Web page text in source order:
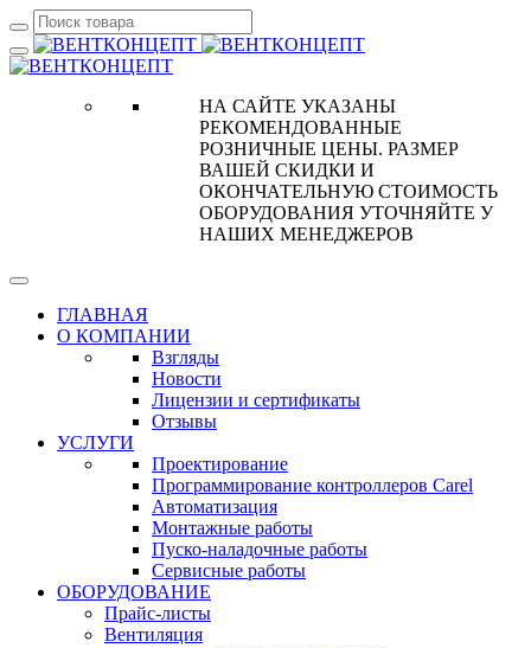
НА САЙТЕ УКАЗАНЫ
РЕКОМЕНДОВАННЫЕ
РОЗНИЧНЫЕ ЦЕНЫ. РАЗМЕР
ВАШЕЙ СКИДКИ И
ОКОНЧАТЕЛЬНУЮ СТОИМОСТЬ
ОБОРУДОВАНИЯ УТОЧНЯЙТЕ У
НАШИХ МЕНЕДЖЕРОВ
ГЛАВНАЯ
О КОМПАНИИ
Взгляды
Новости
Лицензии и сертификаты
Отзывы
УСЛУГИ
Проектирование
Программирование контроллеров Carel
Автоматизация
Монтажные работы
Пуско-наладочные работы
Сервисные работы
ОБОРУДОВАНИЕ
Прайс-листы
Вентиляция